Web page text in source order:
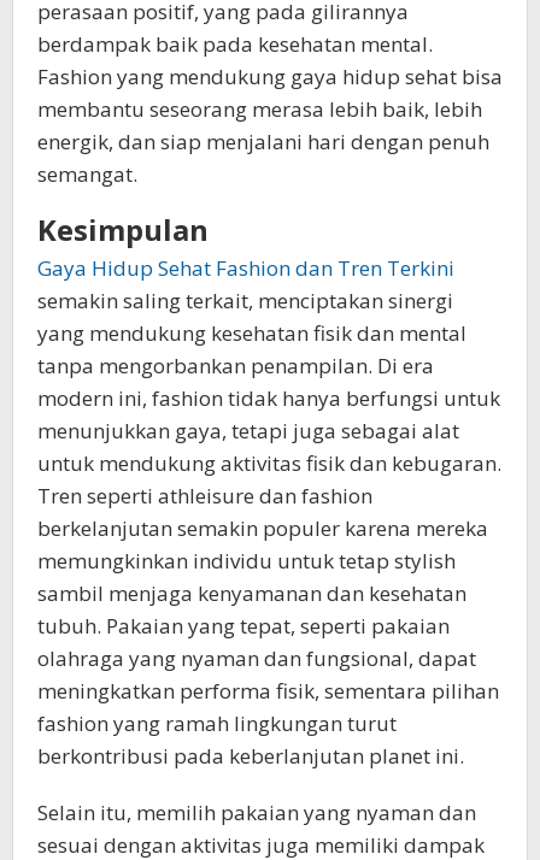
perasaan positif, yang pada gilirannya
berdampak baik pada kesehatan mental.
Fashion yang mendukung gaya hidup sehat bisa
membantu seseorang merasa lebih baik, lebih
energik, dan siap menjalani hari dengan penuh
semangat.
Kesimpulan
Gaya Hidup Sehat Fashion dan Tren Terkini
semakin saling terkait, menciptakan sinergi
yang mendukung kesehatan fisik dan mental
tanpa mengorbankan penampilan. Di era
modern ini, fashion tidak hanya berfungsi untuk
menunjukkan gaya, tetapi juga sebagai alat
untuk mendukung aktivitas fisik dan kebugaran.
Tren seperti athleisure dan fashion
berkelanjutan semakin populer karena mereka
memungkinkan individu untuk tetap stylish
sambil menjaga kenyamanan dan kesehatan
tubuh. Pakaian yang tepat, seperti pakaian
olahraga yang nyaman dan fungsional, dapat
meningkatkan performa fisik, sementara pilihan
fashion yang ramah lingkungan turut
berkontribusi pada keberlanjutan planet ini.
Selain itu, memilih pakaian yang nyaman dan
sesuai dengan aktivitas juga memiliki dampak